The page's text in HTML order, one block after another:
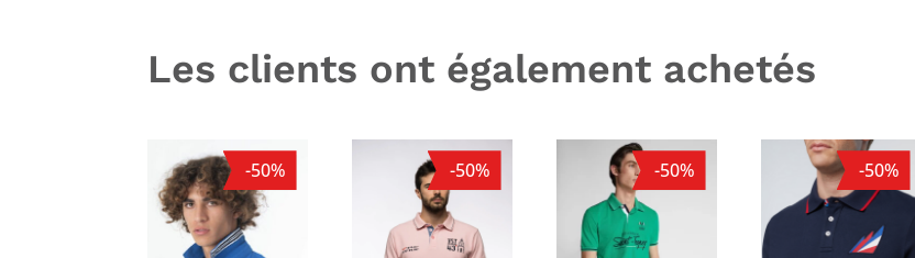
Les clients ont également achetés
-50% -50% -50% -50%